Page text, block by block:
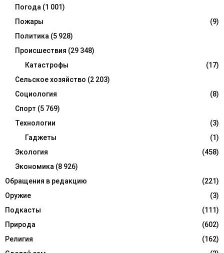
Погода (1 001)
Пожары
(9)
Политика (5 928)
Происшествия (29 348)
Катастрофы
(17)
Сельское хозяйство (2 203)
Социология
(8)
Спорт (5 769)
Технологии
(3)
Гаджеты
(1)
Экология
(458)
Экономика (8 926)
Обращения в редакцию
(221)
Оружие
(3)
Подкасты
(111)
Природа
(602)
Религия
(162)